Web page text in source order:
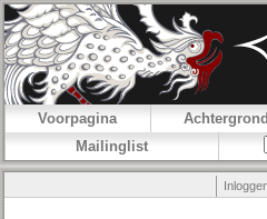
Voorpagina
Mailinglist